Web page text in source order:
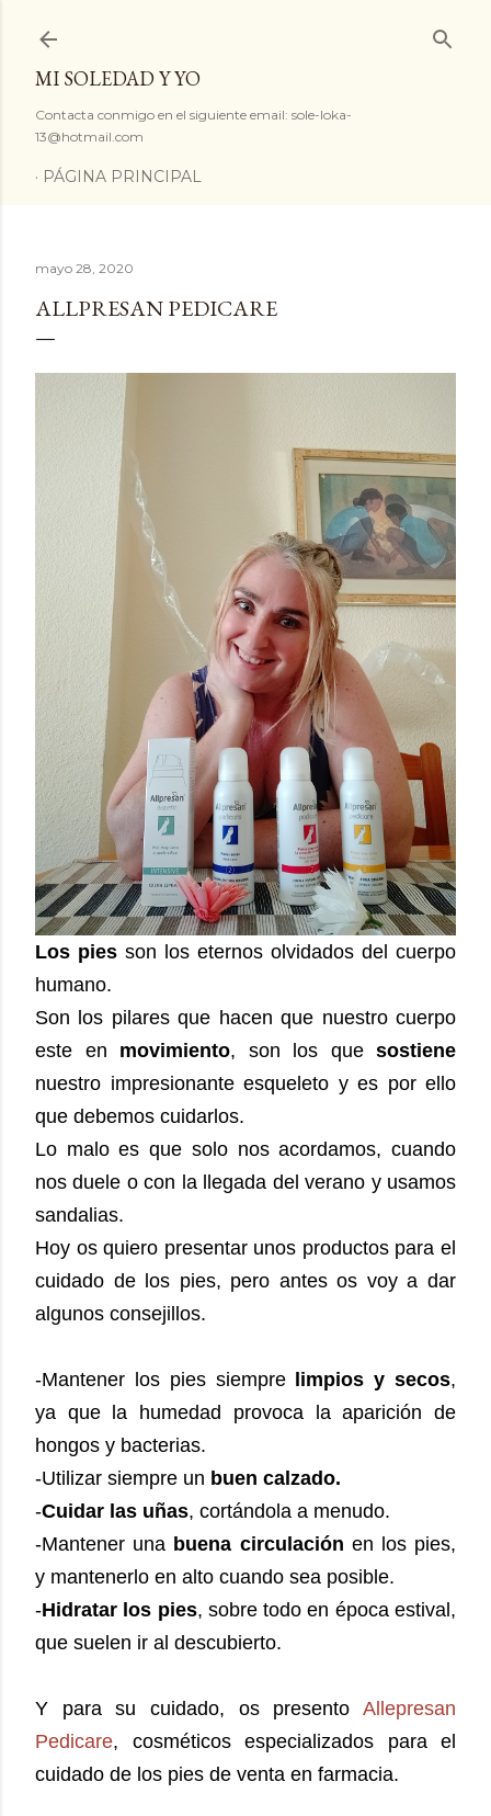
MI SOLEDAD Y YO
Contacta conmigo en el siguiente email: sole-loka-
13@hotmail.com
PÁGINA PRINCIPAL
mayo 28, 2020
ALLPRESAN PEDICARE
Los pies son los eternos olvidados del cuerpo
humano.
Son los pilares que hacen que nuestro cuerpo
este en movimiento, son los que sostiene
nuestro impresionante esqueleto y es por ello
que debemos cuidarlos.
Lo malo es que solo nos acordamos, cuando
nos duele o con la llegada del verano y usamos
sandalias.
Hoy os quiero presentar unos productos para el
cuidado de los pies, pero antes os voy a dar
algunos consejillos.
-Mantener los pies siempre limpios y secos,
ya que la humedad provoca la aparición de
hongos y bacterias.
-Utilizar siempre un buen calzado.
-Cuidar las uñas, cortándola a menudo.
-Mantener una buena circulación en los pies,
y mantenerlo en alto cuando sea posible.
-Hidratar los pies, sobre todo en época estival,
que suelen ir al descubierto.
Y para su cuidado, os presento Allepresan
Pedicare, cosméticos especializados para el
cuidado de los pies de venta en farmacia.